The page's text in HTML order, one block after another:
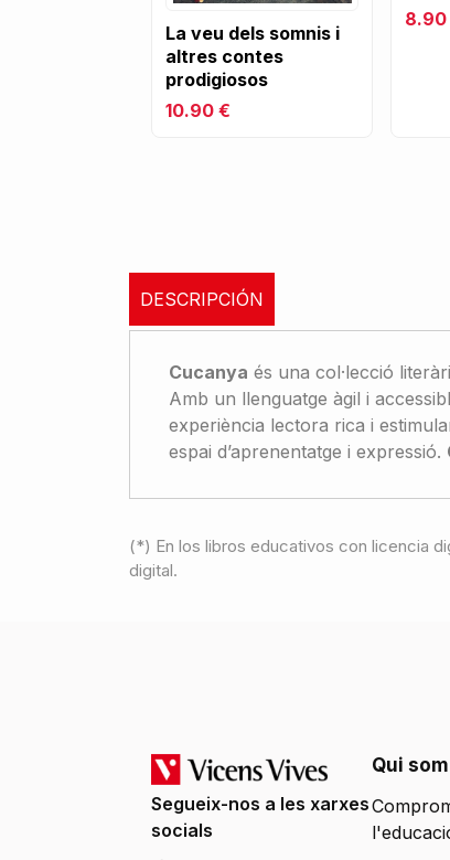
La veu dels somnis i
altres contes
prodigiosos
10.90 €
8.90
DESCRIPCIÓN
Cucanya és una col·lecció
Amb un llenguatge àgil i
experiència lectora rica i
espai d’aprenentatge i expressió.
(*) En los libros educativos con licencia
digital.
Segueix-nos a les xarxes
socials
Qui som